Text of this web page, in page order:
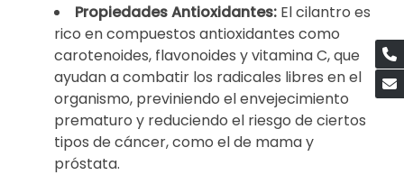
Propiedades Antioxidantes: El cilantro es
rico en compuestos antioxidantes como
carotenoides, flavonoides y vitamina C, que
ayudan a combatir los radicales libres en el
organismo, previniendo el envejecimiento
prematuro y reduciendo el riesgo de ciertos
tipos de cáncer, como el de mama y
próstata.